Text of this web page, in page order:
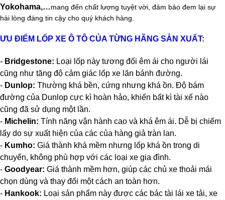
Yokohama,…mang đến chất lượng tuyệt vời, đảm bảo đem lại sự
hài lòng đáng tin cậy cho quý khách hàng.
ƯU ĐIỂM LỐP XE Ô TÔ CỦA TỪNG HÃNG SẢN XUẤT:
- Bridgestone: Loại lốp này tương đối êm ái cho người lái
cũng như tăng độ cảm giác lốp xe lăn bánh đường.
- Dunlop: Thường khá bền, cứng nhưng khá ồn. Độ bám
đường của Dunlop cực kì hoàn hảo, khiến bất kì tài xế nào
cũng đã sử dụng một lần.
- Michelin: Tính năng vận hành cao và khá êm ái. Dễ bị chiếm
lấy do sự xuất hiện của các của hàng giả tràn lan.
- Kumho: Giá thành khá mềm nhưng lốp khá ồn trong di
chuyển, không phù hợp với các loại xe gia đình.
- Goodyear: Giá thành mềm hơn, giúp các chủ xe thoải mái
chọn dùng và thay đổi một cách an toàn hơn.
- Hankook: Loại sản phẩm này được các bác tài lái xe tải, xe